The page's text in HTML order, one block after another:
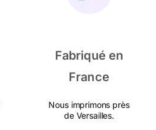
Fabriqué en
France
Nous imprimons près
de Versailles.